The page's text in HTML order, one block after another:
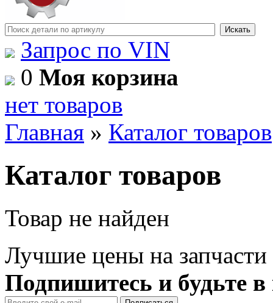
Запрос по VIN
0 Моя корзина
нет товаров
Главная » Каталог товаров
Каталог товаров
Товар не найден
Лучшие цены на запчасти
Подпишитесь и будьте в